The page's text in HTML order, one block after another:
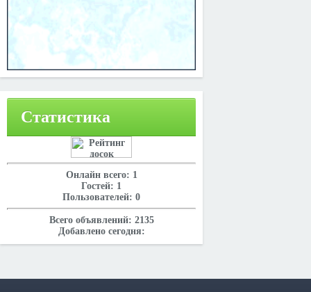
Статистика
Онлайн всего: 1
Гостей: 1
Пользователей: 0
Всего объявлений: 2135
Добавлено сегодня: